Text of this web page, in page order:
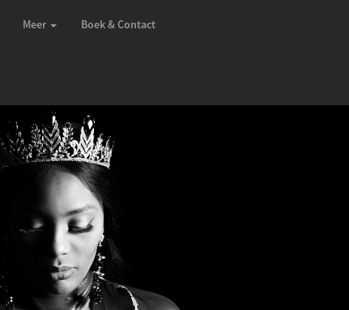
Meer Boek & Contact